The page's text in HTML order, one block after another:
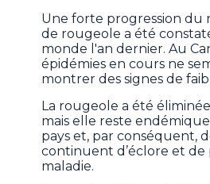
Une forte progression du
de rougeole a été
monde l'an dernier. Au
épidémies en cours ne
montrer des signes de
La rougeole a été
mais elle reste
pays et, par conséquent,
continuent d’éclore et de
maladie.